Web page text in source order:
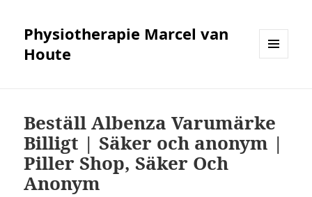
Physiotherapie Marcel van
Houte
Beställ Albenza Varumärke
Billigt | Säker och anonym |
Piller Shop, Säker Och
Anonym